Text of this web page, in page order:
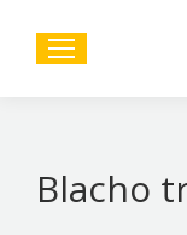
Blacho